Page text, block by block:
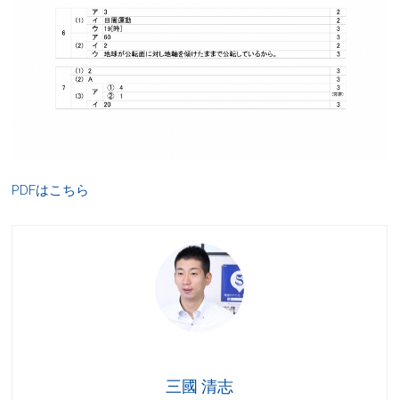
PDFはこちら
三國 清志